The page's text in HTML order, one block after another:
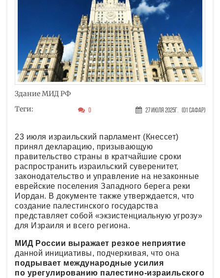
Здание МИД РФ
Теги:
0 27 Июля 2025г. (01 Сафар)
23 июля израильский парламент (Кнессет)
принял декларацию, призывающую
правительство страны в кратчайшие сроки
распространить израильский суверенитет,
законодательство и управление на незаконные
еврейские поселения Западного берега реки
Иордан. В документе также утверждается, что
создание палестинского государства
представляет собой «экзистенциальную угрозу»
для Израиля и всего региона.
МИД России выражает резкое неприятие
данной инициативы, подчеркивая, что она
подрывает международные усилия
по урегулированию палестино-израильского